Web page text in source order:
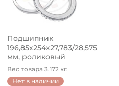
Подшипник
196,85х254х27,783/28,575
мм, роликовый
однорядный конический
...
Вес товара 3.172 кг.
Нет в наличии